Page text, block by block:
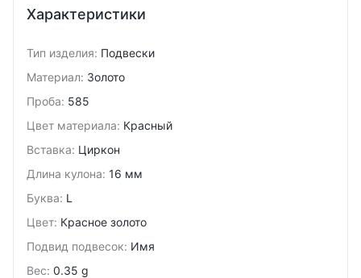
Характеристики
Тип изделия: Подвески
Материал: Золото
Проба: 585
Цвет материала: Красный
Вставка: Циркон
Длина кулона: 16 мм
Буква: L
Цвет: Красное золото
Подвид подвесок: Имя
Вес: 0.35 g